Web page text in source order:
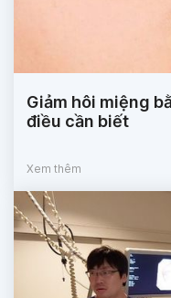
Giảm hôi miệng
điều cần biết
Xem thêm